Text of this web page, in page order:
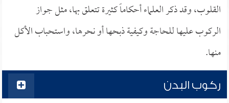
القلوب، وقد ذكر العلماء أحكاماً كثيرة تتعلق بها، مثل جواز
الركوب عليها للحاجة وكيفية ذبحها أو نحرها، واستحباب الأكل
منها.
ركوب البدن